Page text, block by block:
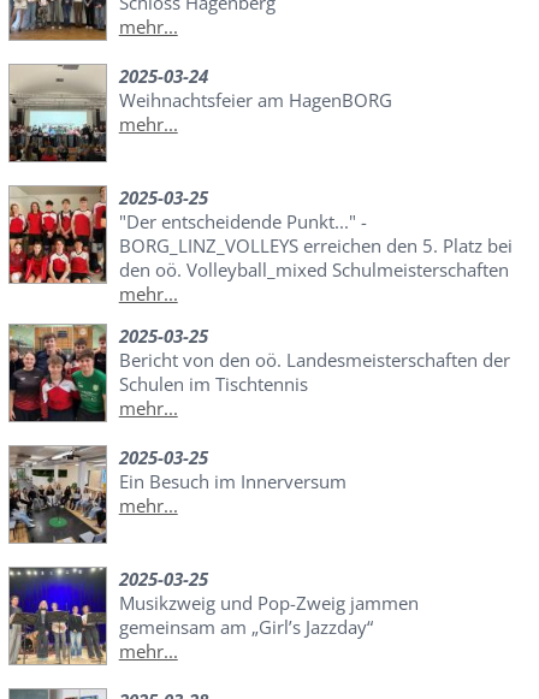
mehr...
2025-03-24
Weihnachtsfeier am HagenBORG
mehr...
2025-03-25
"Der entscheidende Punkt..." -
BORG_LINZ_VOLLEYS erreichen den 5. Platz bei
den oö. Volleyball_mixed Schulmeisterschaften
mehr...
2025-03-25
Bericht von den oö. Landesmeisterschaften der
Schulen im Tischtennis
mehr...
2025-03-25
Ein Besuch im Innerversum
mehr...
2025-03-25
Musikzweig und Pop-Zweig jammen
gemeinsam am „Girl’s Jazzday“
mehr...